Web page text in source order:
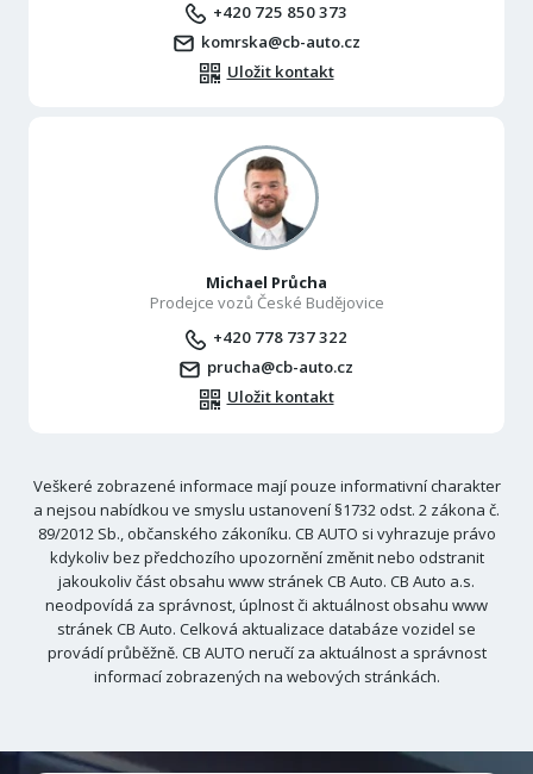
+420 725 850 373
komrska@cb-auto.cz
Uložit kontakt
Michael Průcha
Prodejce vozů České Budějovice
+420 778 737 322
prucha@cb-auto.cz
Uložit kontakt
Veškeré zobrazené informace mají pouze informativní charakter
a nejsou nabídkou ve smyslu ustanovení §1732 odst. 2 zákona č.
89/2012 Sb., občanského zákoníku. CB AUTO si vyhrazuje právo
kdykoliv bez předchozího upozornění změnit nebo odstranit
jakoukoliv část obsahu www stránek CB Auto. CB Auto a.s.
neodpovídá za správnost, úplnost či aktuálnost obsahu www
stránek CB Auto. Celková aktualizace databáze vozidel se
provádí průběžně. CB AUTO neručí za aktuálnost a správnost
informací zobrazených na webových stránkách.